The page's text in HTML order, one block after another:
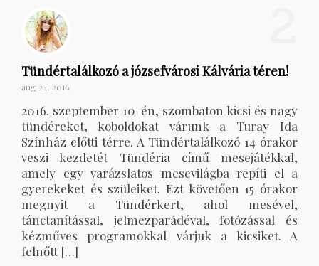
Tündértalálkozó a józsefvárosi Kálvária téren!
aug 24, 2016
2016. szeptember 10-én, szombaton kicsi és nagy
tündéreket, koboldokat várunk a Turay Ida
Színház előtti térre. A Tündértalálkozó 14 órakor
veszi kezdetét Tündéria című mesejátékkal,
amely egy varázslatos mesevilágba repíti el a
gyerekeket és szüleiket. Ezt követően 15 órakor
megnyit a Tündérkert, ahol mesével,
tánctanítással, jelmezparádéval, fotózással és
kézműves programokkal várjuk a kicsiket. A
felnőtt […]